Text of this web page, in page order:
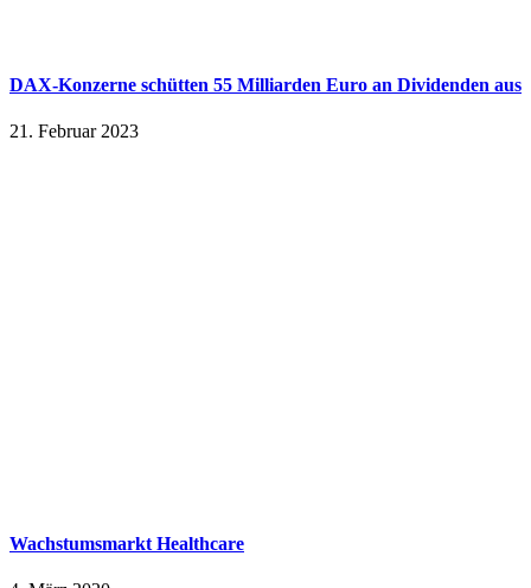
DAX-Konzerne schütten 55 Milliarden Euro an Dividenden aus
21. Februar 2023
Wachstumsmarkt Healthcare